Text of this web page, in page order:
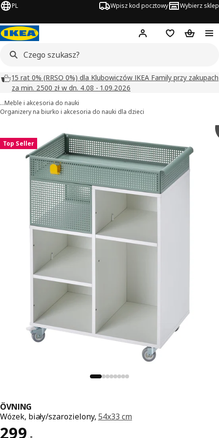
PL Wpisz kod pocztowy Wybierz sklep
Hej! Zaloguj się
Lista zakupowa
Koszyk
15 rat 0% (RRSO 0%) dla Klubowiczów IKEA Family przy zakupach
za min. 2500 zł w dn. 4.08 - 1.09.2026
…Meble i akcesoria do nauki
Organizery na biurko i akcesoria do nauki dla dzieci
Top Seller
ÖVNING
Wózek, biały/szarozielony, 54x33 cm
299
Cena 299,-